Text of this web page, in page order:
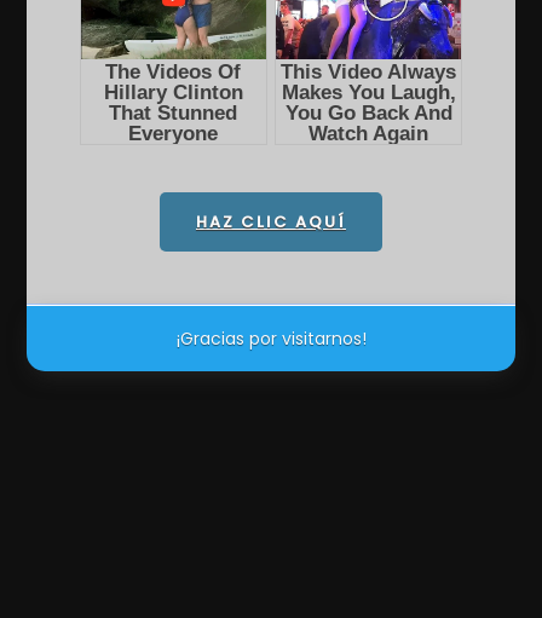
HAZ CLIC AQUÍ
¡Gracias por visitarnos!